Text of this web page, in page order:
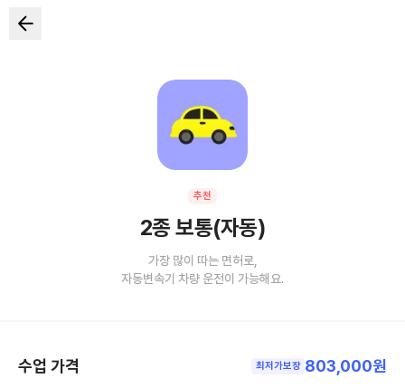
추천
2종 보통(자동)
가장 많이 따는 면허로,
자동변속기 차량 운전이 가능해요.
수업 가격 최저가보장 803,000원